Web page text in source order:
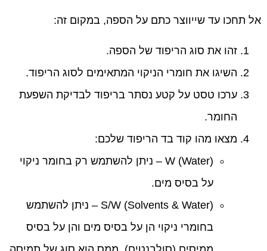
אל תחכו עד שייווצר כתם על הספה, במקום זה:
זהו את סוג הריפוד של הספה.
השיגו את חומרי הניקוי המתאימים לסוג הריפוד.
ערכו טסט על קטע נסתר בריפוד לבדיקת השפעת
החומר.
מצאו מהו קוד בד הריפוד שלכם:
W (Water) – ניתן להשתמש רק בחומר ניקוי
על בסיס מים.
S/W (Solvents & Water) – ניתן להשתמש
בחומרי ניקוי הן על בסיס מים והן על בסיס